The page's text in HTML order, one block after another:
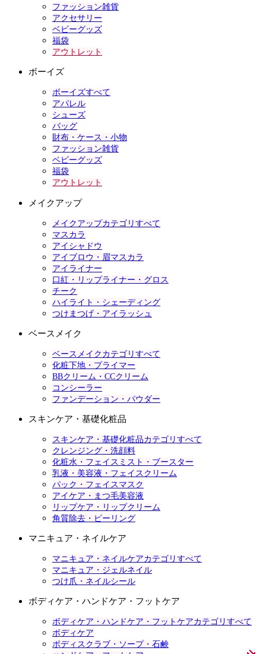
ファッション雑貨
アクセサリー
ベビーグッズ
福袋
アウトレット
ボーイズ
ボーイズすべて
アパレル
シューズ
バッグ
財布・ケース・小物
ファッション雑貨
ベビーグッズ
福袋
アウトレット
メイクアップ
メイクアップカテゴリすべて
マスカラ
アイシャドウ
アイブロウ・眉マスカラ
アイライナー
口紅・リップライナー・グロス
チーク
ハイライト・シェーディング
つけまつげ・アイラッシュ
ベースメイク
ベースメイクカテゴリすべて
化粧下地・プライマー
BBクリーム・CCクリーム
コンシーラー
ファンデーション・パウダー
スキンケア・基礎化粧品
スキンケア・基礎化粧品カテゴリすべて
クレンジング・洗顔料
化粧水・フェイスミスト・ブースター
乳液・美容液・フェイスクリーム
パック・フェイスマスク
アイケア・まつ毛美容液
リップケア・リップクリーム
角質除去・ピーリング
マニキュア・ネイルケア
マニキュア・ネイルケアカテゴリすべて
マニキュア・ジェルネイル
つけ爪・ネイルシール
ボディケア・ハンドケア・フットケア
ボディケア・ハンドケア・フットケアカテゴリすべて
ボディケア
ボディスクラブ・ソープ・石鹸